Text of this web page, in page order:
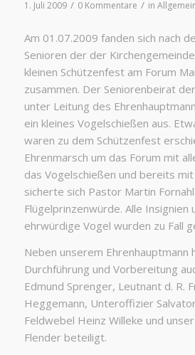
1. Juli 2009 / 0 Kommentare / in
Am 01.07.2009 fanden sich nach
Senioren der der
kleinen Schützenfest am Forum
zusammen. Der Seniorenbeirat
unter Leitung des
ein kleines Vogelschießen aus.
waren zu dem Schützenfest
Ehrenmarsch um das Forum mit
das Vogelschießen und bereits
sicherte sich Pastor Martin
Flügelprinzenwürde. Alle Insignien
ehrwürdige Vogel wurden zu Fall
Neben unserem Ehrenhauptmann
Durchführung und Vorbereitung
Edmund Sprenger, Leutnant d. R.
Heggemann, Unteroffizier
Feldwebel Heinz Willeke und
Flender beteiligt.